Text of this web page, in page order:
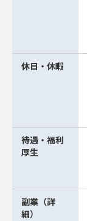
休日・休暇
待遇・福利
厚生
副業（詳
細）